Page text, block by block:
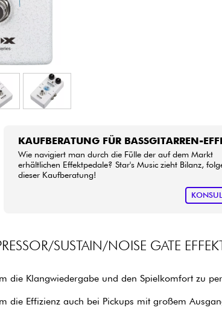
KAUFBERATUNG FÜR BASSGITARREN-
Wie navigiert man durch die Fülle der auf dem Markt
erhältlichen Effektpedale? Star's Music zieht Bilanz,
dieser Kaufberatung!
SUSTAIN/NOISE GATE
die Klangwiedergabe und den Spielkomfort zu
Effizienz auch bei Pickups mit großem